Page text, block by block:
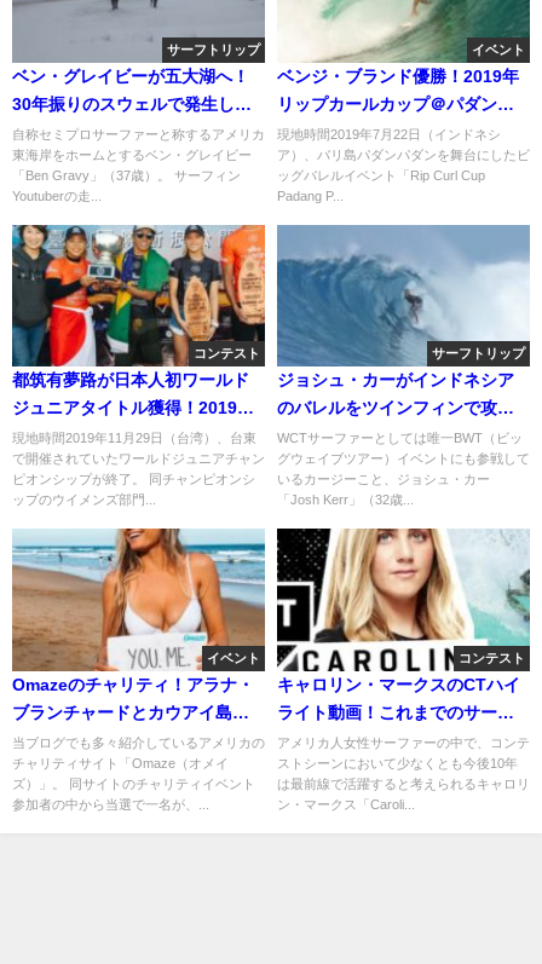
サーフトリップ
ベン・グレイビーが五大湖へ！
30年振りのスウェルで発生した
湖バレル動画
自称セミプロサーファーと称するアメリカ
東海岸をホームとするベン・グレイビー
「Ben Gravy」（37歳）。 サーフィン
Youtuberの走...
イベント
ベンジ・ブランド優勝！2019年
リップカールカップ＠パダンの
動画など
現地時間2019年7月22日（インドネシ
ア）、バリ島パダンパダンを舞台にしたビ
ッグバレルイベント「Rip Curl Cup
Padang P...
コンテスト
都筑有夢路が日本人初ワールド
ジュニアタイトル獲得！2019年
WJC終了
現地時間2019年11月29日（台湾）、台東
で開催されていたワールドジュニアチャン
ピオンシップが終了。 同チャンピオンシ
ップのウイメンズ部門...
サーフトリップ
ジョシュ・カーがインドネシア
のバレルをツインフィンで攻め
た1セッション
WCTサーファーとしては唯一BWT（ビッ
グウェイブツアー）イベントにも参戦して
いるカージーこと、ジョシュ・カー
「Josh Kerr」（32歳...
イベント
Omazeのチャリティ！アラナ・
ブランチャードとカウアイ島ト
リップ
当ブログでも多々紹介しているアメリカの
チャリティサイト「Omaze（オメイ
ズ）」。 同サイトのチャリティイベント
参加者の中から当選で一名が、...
コンテスト
キャロリン・マークスのCTハイ
ライト動画！これまでのサーフ
キャリアなど
アメリカ人女性サーファーの中で、コンテ
ストシーンにおいて少なくとも今後10年
は最前線で活躍すると考えられるキャロリ
ン・マークス「Caroli...